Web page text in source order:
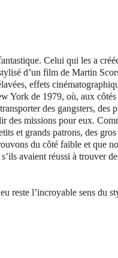
Celui qui les a
d’un film de Martin
effets
York de 1979, où, aux
des gangsters, des
des missions pour eux.
et grands patrons, des
du côté faible et que
avaient réussi à trouver